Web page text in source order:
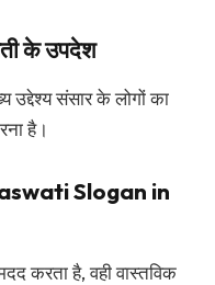
के उपदेश
संसार के लोगों का
है।
Slogan in
करता है, वही वास्तविक